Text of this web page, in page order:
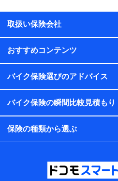
【共同して利用する者の範囲】
当社
【利用目的】
提供する保険関連サービスにお
取引のあるもしくは委託を受け
会社のサービスを案内、提供す
（各サービスで取得したサービ
取扱い保険会社
おすすめコンテンツ
バイク保険選びのアドバイス
バイク保険の瞬間比較見積もり
保険の種類から選ぶ